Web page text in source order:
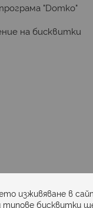
"Domko"
на бисквитки
изживяване в
бисквитки